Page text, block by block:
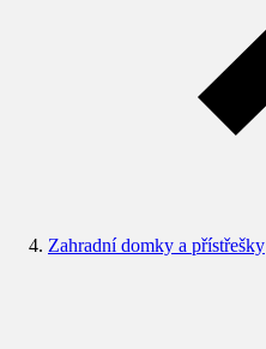
Zahradní domky a přístřešky